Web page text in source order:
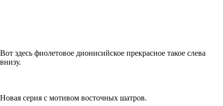
Вот здесь фиолетовое дионисийское прекрасное такое слева
внизу.
Новая серия с мотивом восточных шатров.